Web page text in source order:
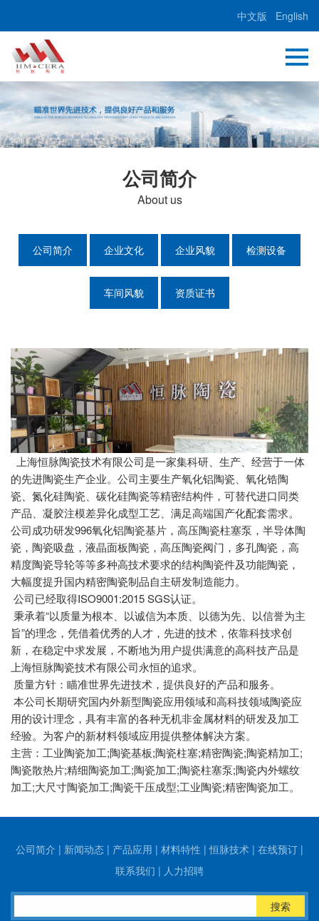
中文版 English
公司简介
About us
公司简介 企业文化 企业风貌 检测设备
车间风貌 资质证书
上海恒脉陶瓷技术有限公司是一家集科研、生产、经营于一体
的先进陶瓷生产企业。公司主要生产氧化铝陶瓷、氧化锆陶
瓷、氮化硅陶瓷、碳化硅陶瓷等精密结构件，可替代进口同类
产品、凝胶注模差异化成型工艺、满足高端国产化配套需求。
公司成功研发996氧化铝陶瓷基片，高压陶瓷柱塞泵，半导体陶
瓷，陶瓷吸盘，液晶面板陶瓷，高压陶瓷阀门，多孔陶瓷，高
精度陶瓷导轮等等多种高技术要求的结构陶瓷件及功能陶瓷，
大幅度提升国内精密陶瓷制品自主研发制造能力。
公司已经取得ISO9001:2015 SGS认证。
秉承着“以质量为根本、以诚信为本质、以德为先、以信誉为主
旨”的理念，凭借着优秀的人才，先进的技术，依靠科技求创
新，在稳定中求发展，不断地为用户提供满意的高科技产品是
上海恒脉陶瓷技术有限公司永恒的追求。
质量方针：瞄准世界先进技术，提供良好的产品和服务。
本公司长期研究国内外新型陶瓷应用领域和高科技领域陶瓷应
用的设计理念，具有丰富的各种无机非金属材料的研发及加工
经验。为客户的新材料领域应用提供整体解决方案。
主营：工业陶瓷加工;陶瓷基板;陶瓷柱塞;精密陶瓷;陶瓷精加工;
陶瓷散热片;精细陶瓷加工;陶瓷加工;陶瓷柱塞泵;陶瓷内外螺纹
加工;大尺寸陶瓷加工;陶瓷干压成型;工业陶瓷;精密陶瓷加工。
公司简介 | 新闻动态 | 产品应用 | 材料特性 |恒脉技术 | 在线预订 |
联系我们 | 人力招聘
搜索